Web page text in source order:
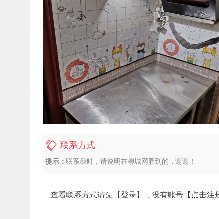
联系方式
提示： 联系我时，请说明在柳城网看到的，谢谢！
查看联系方式请先 【登录】 ，没有账号 【点击注